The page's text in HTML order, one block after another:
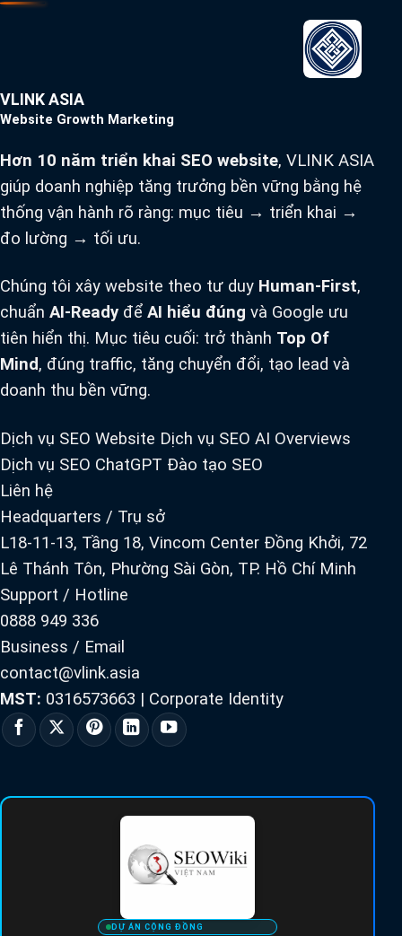
VLINK ASIA
Website Growth Marketing
Hơn 10 năm triển khai SEO website, VLINK ASIA
giúp doanh nghiệp tăng trưởng bền vững bằng hệ
thống vận hành rõ ràng: mục tiêu → triển khai →
đo lường → tối ưu.
Chúng tôi xây website theo tư duy Human-First,
chuẩn AI-Ready để AI hiểu đúng và Google ưu
tiên hiển thị. Mục tiêu cuối: trở thành Top Of
Mind, đúng traffic, tăng chuyển đổi, tạo lead và
doanh thu bền vững.
Dịch vụ SEO Website Dịch vụ SEO AI Overviews
Dịch vụ SEO ChatGPT Đào tạo SEO
Liên hệ
Headquarters / Trụ sở
L18-11-13, Tầng 18, Vincom Center Đồng Khởi, 72
Lê Thánh Tôn, Phường Sài Gòn, TP. Hồ Chí Minh
Support / Hotline
0888 949 336
Business / Email
contact@vlink.asia
MST: 0316573663 | Corporate Identity
DỰ ÁN CỘNG ĐỒNG